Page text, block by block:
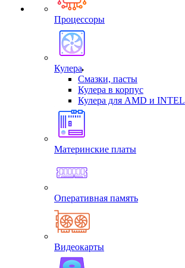
Процессоры
Кулера
Смазки, пасты
Кулера в корпус
Кулера для AMD и INTEL
Материнские платы
Оперативная память
Видеокарты